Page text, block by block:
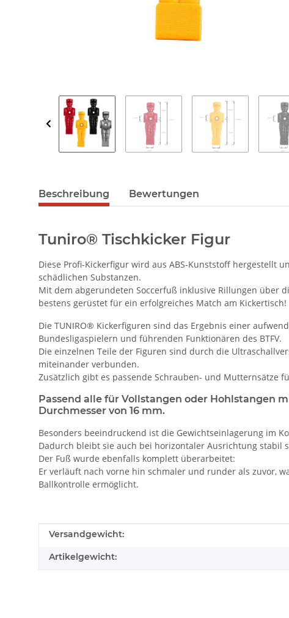
Beschreibung Bewertungen
Tuniro® Tischkicker Figur
Diese Profi-Kickerfigur wird aus ABS-Kunststoff hergestellt
schädlichen Substanzen.
Mit dem abgerundeten Soccerfuß inklusive Rillungen über
bestens gerüstet für ein erfolgreiches Match am Kickertisch!
Die TUNIRO® Kickerfiguren sind das Ergebnis einer
Bundesligaspielern und führenden Funktionären des BTFV.
Die einzelnen Teile der Figuren sind durch die
miteinander verbunden.
Zusätzlich gibt es passende Schrauben- und Mutternsätze
Passend alle für Vollstangen oder Hohlstangen
Durchmesser von 16 mm.
Besonders beeindruckend ist die Gewichtseinlagerung im
Dadurch bleibt sie auch bei horizontaler Ausrichtung stabil
Der Fuß wurde ebenfalls komplett überarbeitet:
Er verläuft nach vorne hin schmaler und runder als zuvor,
Ballkontrolle ermöglicht.
Produkteigenschaft
Wert
Versandgewicht:
Artikelgewicht: